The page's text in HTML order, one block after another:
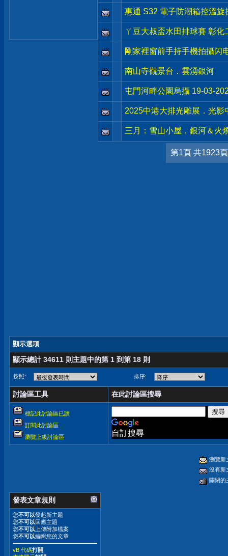
惠通 S32 電子防潮箱控溫
ㄚ豆大叔盃水田排球賽 彰化
剛家裡窗前手持手機拍攝闪
南山寺觀景台．雲湧銀河
屯門河畔公園烏攝 19-03-
2025中港大排光雕展．光影
三月：雪山小屋．銀河＆火
第1頁 共1923頁
顯示選項
顯示總計 34611 則主題中的第 1 到第 18 則
按照: 排序:
討論區工具 在此討論區搜尋
標記此討論區已讀
訂閱此討論區
瀏覽上級討論區
自訂搜尋
瀏覽新
沒有新
關閉的
發表文章規則
您不可以發起新主題
您不可以回應主題
您不可以 上傳附加檔案
您不可以編輯您的文章
vB 代碼打開